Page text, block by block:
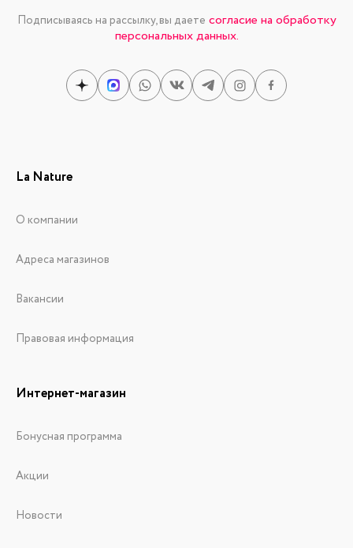
Подписываясь на рассылку, вы даете согласие на обработку
персональных данных.
La Nature
О компании
Адреса магазинов
Вакансии
Правовая информация
Интернет-магазин
Бонусная программа
Акции
Новости